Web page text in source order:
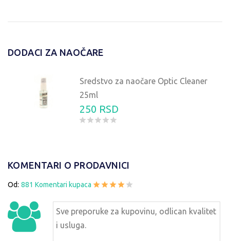
DODACI ZA NAOČARE
Sredstvo za naočare Optic Cleaner
25ml
250 RSD
KOMENTARI O PRODAVNICI
Od: 881 Komentari kupaca
Sve preporuke za kupovinu, odlican kvalitet
i usluga.